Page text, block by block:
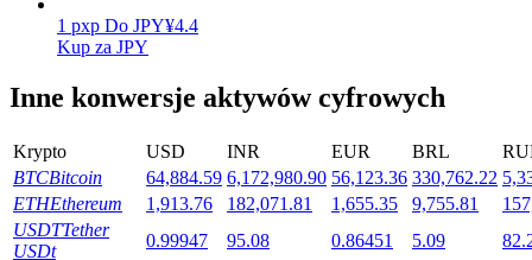
Launchpool
tokenach
1 pxp Do JPY¥4.4
Kup za JPY
Inne konwersje aktywów cyfrowych
Krypto USD INR EUR BRL
BTCBitcoin 64,884.59 6,172,980.90 56,123.36 330,762.22
ETHEthereum 1,913.76 182,071.81 1,655.35 9,755.81
USDTTether
USDt
0.99947 95.08 0.86451 5.09